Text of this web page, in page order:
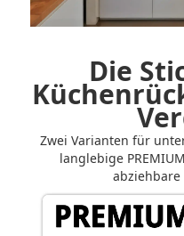
Die
Zwei Varianten für
langlebige
abziehbare